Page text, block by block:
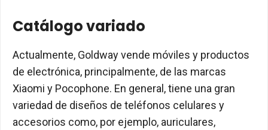
Catálogo variado
Actualmente, Goldway vende móviles y productos
de electrónica, principalmente, de las marcas
Xiaomi y Pocophone. En general, tiene una gran
variedad de diseños de teléfonos celulares y
accesorios como, por ejemplo, auriculares,